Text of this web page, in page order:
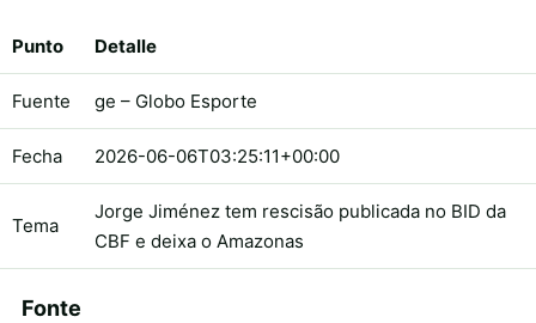
Punto Detalle
Fuente ge – Globo Esporte
Fecha 2026-06-06T03:25:11+00:00
Tema
Jorge Jiménez tem rescisão publicada no BID da
CBF e deixa o Amazonas
Fonte